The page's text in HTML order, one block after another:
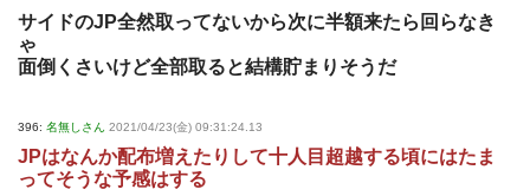
サイドのJP全然取ってないから次に半額来たら回らなき
ゃ
面倒くさいけど全部取ると結構貯まりそうだ
396: 名無しさん 2021/04/23(金) 09:31:24.13
JPはなんか配布増えたりして十人目超越する頃にはたま
ってそうな予感はする